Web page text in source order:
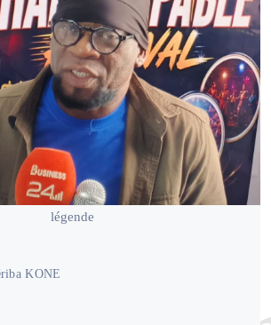
légende
KONE